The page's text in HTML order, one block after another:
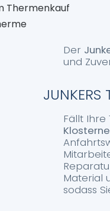
Thermenkauf
Der
und
Fällt Ihre
Material
sodass